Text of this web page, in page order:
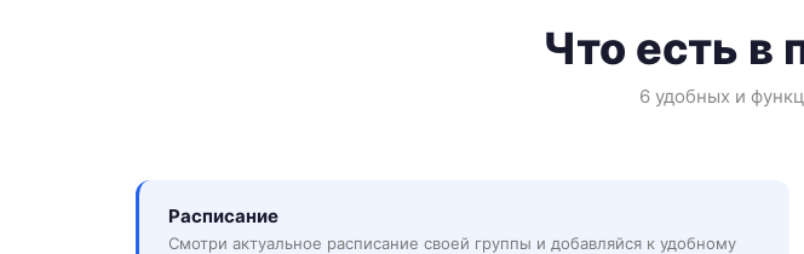
Что есть в
6 удобных и
Расписание
Смотри актуальное расписание своей группы и добавляйся к удобному